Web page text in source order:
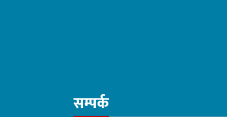
सम्पर्क